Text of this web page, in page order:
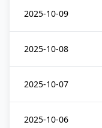
2025-10-09
2025-10-08
2025-10-07
2025-10-06